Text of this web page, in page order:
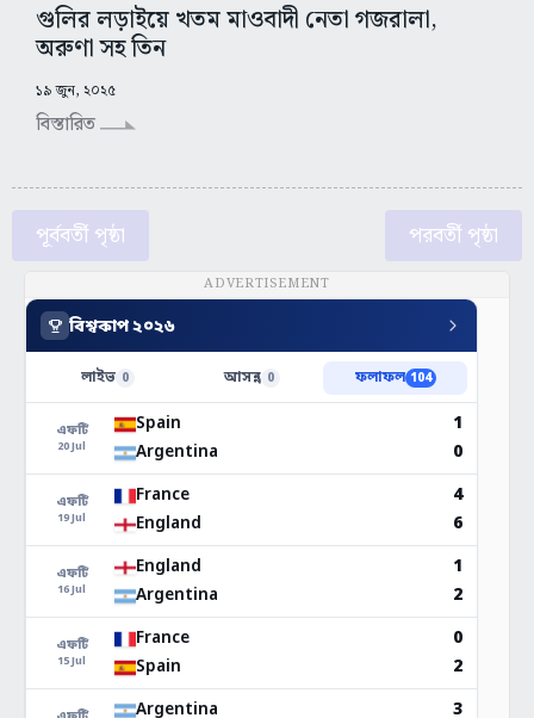
গুলির লড়াইয়ে খতম মাওবাদী নেতা গজরালা,
অরুণা সহ তিন
১৯ জুন, ২০২৫
বিস্তারিত
পূর্ববর্তী পৃষ্ঠা পরবর্তী পৃষ্ঠা
ADVERTISEMENT